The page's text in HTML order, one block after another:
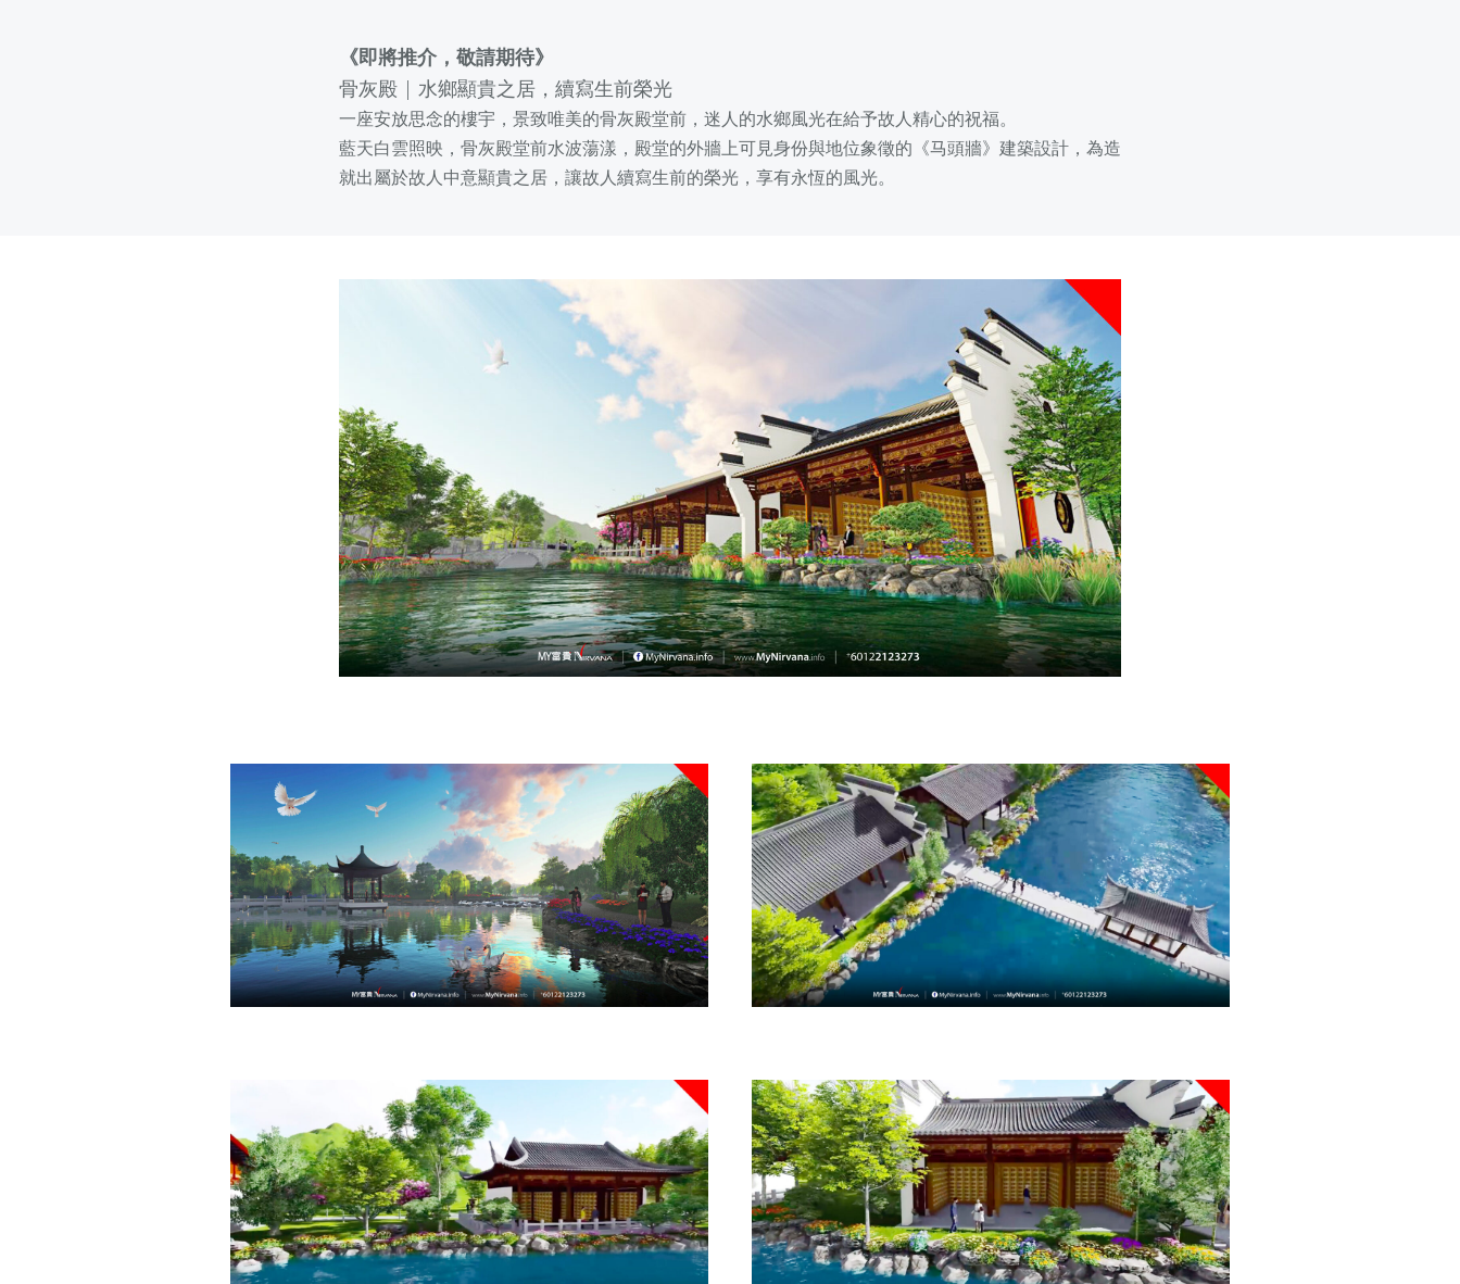
《即將推介，敬請期待》
骨灰殿 | 水鄉顯貴之居，續寫生前榮光
一座安放思念的樓宇，景致唯美的骨灰殿堂前，迷人的水鄉風光在給予故人精心的祝福。
藍天白雲照映，骨灰殿堂前水波蕩漾，殿堂的外牆上可見身份與地位象徵的《马頭牆》建築設計，為造
就出屬於故人中意顯貴之居，讓故人續寫生前的榮光，享有永恆的風光。